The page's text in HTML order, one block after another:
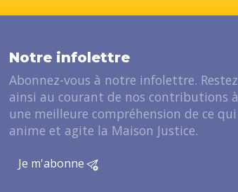
Notre infolettre
Abonnez-vous à notre infolettre. Restez
ainsi au courant de nos contributions à
une meilleure compréhension de ce qui
anime et agite la Maison Justice.
Je m'abonne